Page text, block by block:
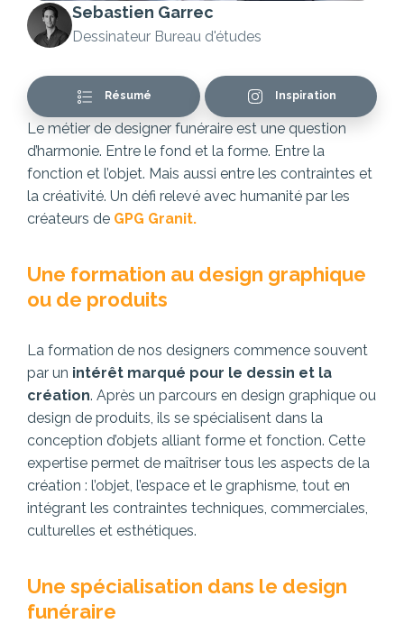
Le métier de designer funéraire est une question
d’harmonie. Entre le fond et la forme. Entre la
fonction et l’objet. Mais aussi entre les contraintes et
la créativité. Un défi relevé avec humanité par les
créateurs de GPG Granit.
Une formation au design graphique
ou de produits
La formation de nos designers commence souvent
par un intérêt marqué pour le dessin et la
création. Après un parcours en design graphique ou
design de produits, ils se spécialisent dans la
conception d’objets alliant forme et fonction. Cette
expertise permet de maîtriser tous les aspects de la
création : l’objet, l’espace et le graphisme, tout en
intégrant les contraintes techniques, commerciales,
culturelles et esthétiques.
Une spécialisation dans le design
funéraire
Sebastien Garrec
Dessinateur Bureau d'études
Résumé Inspiration